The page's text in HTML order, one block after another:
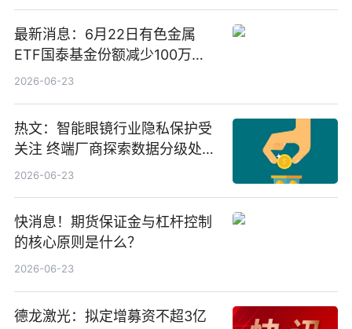
最新消息：6月22日有色金属
ETF国泰基金份额减少100万
份，重仓股紫金矿业、洛阳钼
2026-06-23
热文：智能眼镜行业隐私保护受
关注 终端厂商探索数据分级处理
等方案
2026-06-23
快消息！期货保证金与杠杆控制
的核心原则是什么？
2026-06-23
德龙激光：拟定增募资不超3亿